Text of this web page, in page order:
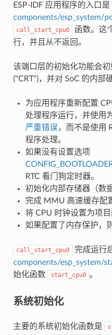
ESP-IDF 应用程序的入口是
components/esp_system/
call_start_cpu0
函数。这
行，并且从不返回。
该端口层的初始化功能会
("CRT")，并对 SoC 的内部
为应用程序重新配置
处理程序运行，并使用
严重错误，而不是使用
程序处理。
如果没有设置选项
RTC 看门狗定时器。
初始化内部存储器（数
完成 MMU 高速缓存配
将 CPU 时钟设置为项目
如果配置了内存保护，
call_start_cpu0
完成运行
components/esp_system/
始化函数
start_cpu0 。
系统初始化
主要的系统初始化函数是